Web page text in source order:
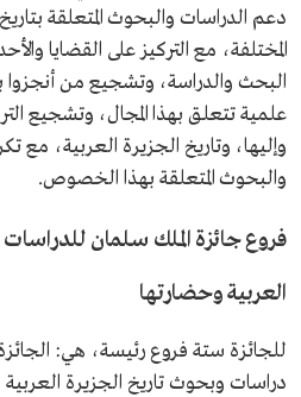
دعم الدراسات والبحوث المتعلقة
المختلفة، مع التركيز على القضايا
البحث والدراسة، وتشجيع من أنجزوا
علمية تتعلق بهذا المجال، وتشجيع
وإليها، وتاريخ الجزيرة العربية، مع
والبحوث المتعلقة بهذا الخصوص.
فروع جائزة الملك سلمان للدراسات
العربية وحضارتها
للجائزة ستة فروع رئيسة، هي:
دراسات وبحوث تاريخ الجزيرة